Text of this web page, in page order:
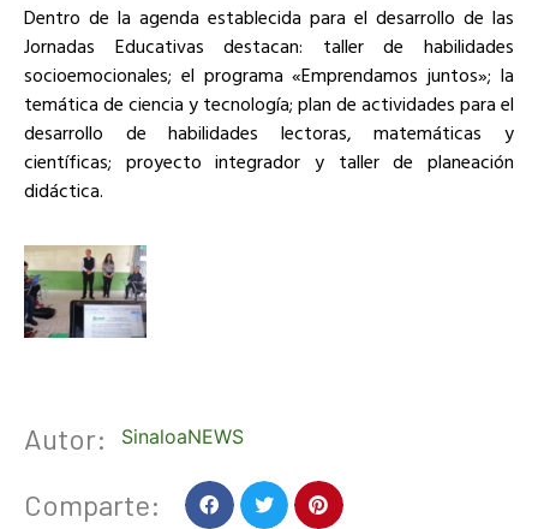
Dentro de la agenda establecida para el desarrollo de las
Jornadas Educativas destacan: taller de habilidades
socioemocionales; el programa «Emprendamos juntos»; la
temática de ciencia y tecnología; plan de actividades para el
desarrollo de habilidades lectoras, matemáticas y
científicas; proyecto integrador y taller de planeación
didáctica.
Autor: SinaloaNEWS
Comparte: